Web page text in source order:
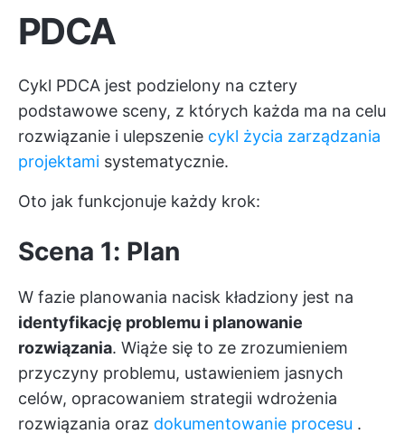
PDCA
Cykl PDCA jest podzielony na cztery
podstawowe sceny, z których każda ma na celu
rozwiązanie i ulepszenie cykl życia zarządzania
projektami systematycznie.
Oto jak funkcjonuje każdy krok:
Scena 1: Plan
W fazie planowania nacisk kładziony jest na
identyfikację problemu i planowanie
rozwiązania. Wiąże się to ze zrozumieniem
przyczyny problemu, ustawieniem jasnych
celów, opracowaniem strategii wdrożenia
rozwiązania oraz dokumentowanie procesu .